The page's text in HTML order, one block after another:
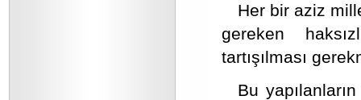
Her bir aziz
gereken
tartışılması
Bu